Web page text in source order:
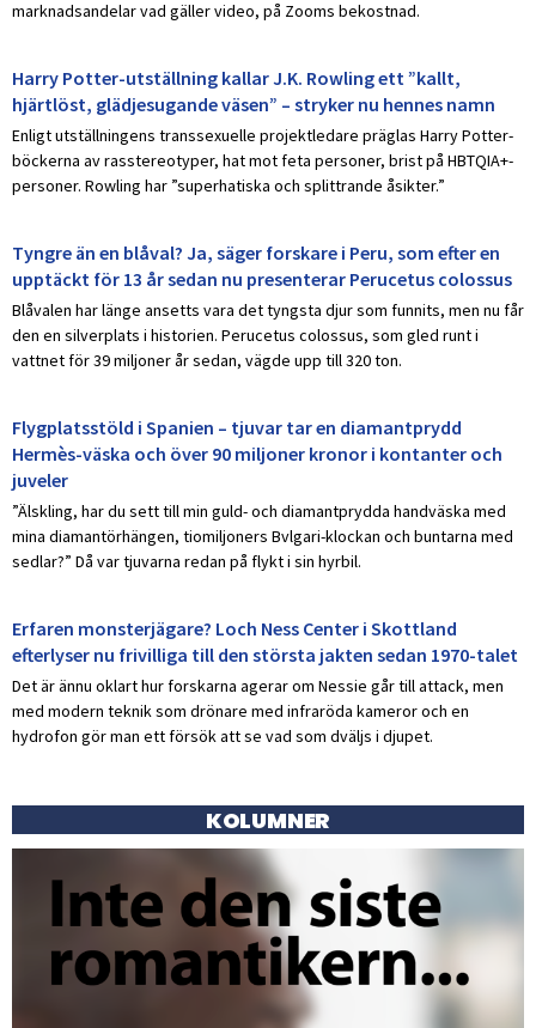
marknadsandelar vad gäller video, på Zooms bekostnad.
Harry Potter-utställning kallar J.K. Rowling ett ”kallt,
hjärtlöst, glädjesugande väsen” – stryker nu hennes namn
Enligt utställningens transsexuelle projektledare präglas Harry Potter-
böckerna av rasstereotyper, hat mot feta personer, brist på HBTQIA+-
personer. Rowling har ”superhatiska och splittrande åsikter.”
Tyngre än en blåval? Ja, säger forskare i Peru, som efter en
upptäckt för 13 år sedan nu presenterar Perucetus colossus
Blåvalen har länge ansetts vara det tyngsta djur som funnits, men nu får
den en silverplats i historien. Perucetus colossus, som gled runt i
vattnet för 39 miljoner år sedan, vägde upp till 320 ton.
Flygplatsstöld i Spanien – tjuvar tar en diamantprydd
Hermès-väska och över 90 miljoner kronor i kontanter och
juveler
”Älskling, har du sett till min guld- och diamantprydda handväska med
mina diamantörhängen, tiomiljoners Bvlgari-klockan och buntarna med
sedlar?” Då var tjuvarna redan på flykt i sin hyrbil.
Erfaren monsterjägare? Loch Ness Center i Skottland
efterlyser nu frivilliga till den största jakten sedan 1970-talet
Det är ännu oklart hur forskarna agerar om Nessie går till attack, men
med modern teknik som drönare med infraröda kameror och en
hydrofon gör man ett försök att se vad som dväljs i djupet.
KOLUMNER